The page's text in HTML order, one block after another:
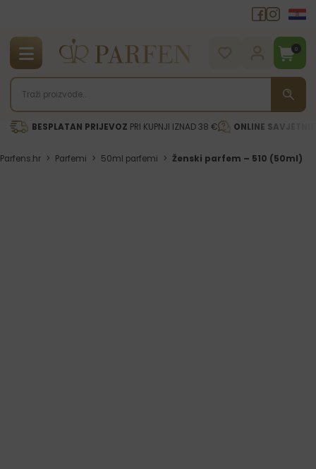
0
BESPLATAN PRIJEVOZ PRI KUPNJI IZNAD 38 € ONLINE
Parfens.hr > Parfemi > 50ml parfemi > Ženski parfem – 510 (50ml)